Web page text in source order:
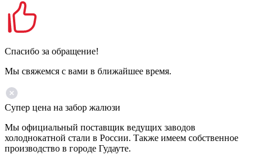
Спасибо за обращение!
Мы свяжемся с вами в ближайшее время.
Супер цена на забор жалюзи
Мы официальный поставщик ведущих заводов
холоднокатной стали в России. Также имеем собственное
производство в городе Гудауте.